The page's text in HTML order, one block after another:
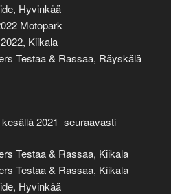
Hyvinkää
Motopark
Kiikala
Testaa & Rassaa, Räyskälä
2021 seuraavasti
Testaa & Rassaa, Kiikala
Testaa & Rassaa, Kiikala
Hyvinkää